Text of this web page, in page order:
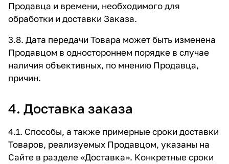
Продавца и времени, необходимого для
обработки и доставки Заказа.
3.8. Дата передачи Товара может быть изменена
Продавцом в одностороннем порядке в случае
наличия объективных, по мнению Продавца,
причин.
4. Доставка заказа
4.1. Способы, а также примерные сроки доставки
Товаров, реализуемых Продавцом, указаны на
Сайте в разделе «Доставка». Конкретные сроки